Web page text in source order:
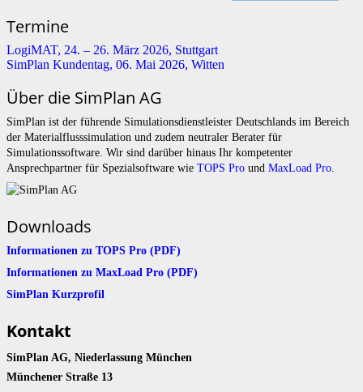
Termine
LogiMAT, 24. – 26. März 2026, Stuttgart
SimPlan Kundentag, 06. Mai 2026, Witten
Über die SimPlan AG
SimPlan ist der führende Simu­lationsdienstleister Deutschlands im Bereich
der Materialflusssimulation und zudem neutraler Berater für
Simulationssoftware. Wir sind darüber hinaus Ihr kompetenter
Ansprechpartner für Spezialsoftware wie TOPS Pro und MaxLoad Pro
Downloads
Informationen zu TOPS Pro (PDF)
Informationen zu MaxLoad Pro (PDF)
SimPlan Kurzprofil
Kontakt
SimPlan AG, Niederlassung München
Münchener Straße 13